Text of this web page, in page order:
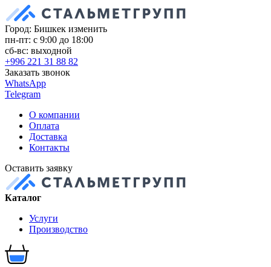
Город: Бишкек изменить
пн-пт: с 9:00 до 18:00
сб-вс: выходной
+996 221 31 88 82
Заказать звонок
WhatsApp
Telegram
О компании
Оплата
Доставка
Контакты
Оставить заявку
Каталог
Услуги
Производство